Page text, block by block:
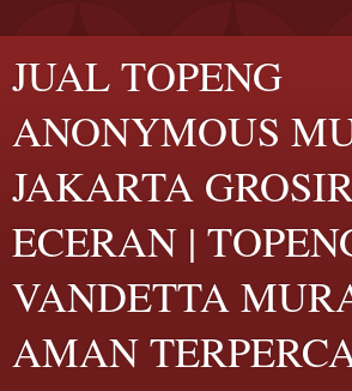
JUAL TOPENG
ANONYMOUS
JAKARTA
ECERAN |
VANDETTA
AMAN